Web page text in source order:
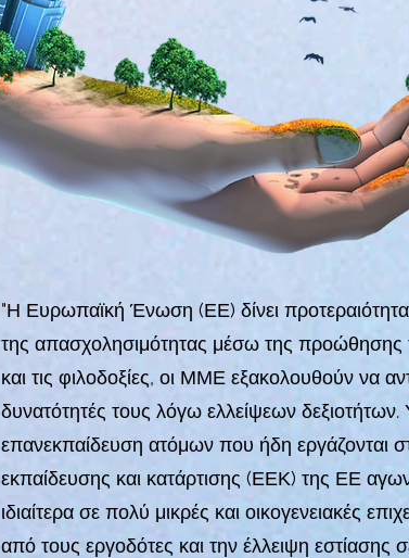
"Η Ευρωπαϊκή Ένωση (ΕΕ) δίνει
της απασχολησιμότητας μέσω της προώθησης
και τις φιλοδοξίες, οι ΜΜΕ εξακολουθούν να
δυνατότητές τους λόγω ελλείψεων
επανεκπαίδευση ατόμων που ήδη εργάζονται
εκπαίδευσης και κατάρτισης (ΕΕΚ) της ΕΕ
ιδιαίτερα σε πολύ μικρές και οικογενειακές
από τους εργοδότες και την έλλειψη